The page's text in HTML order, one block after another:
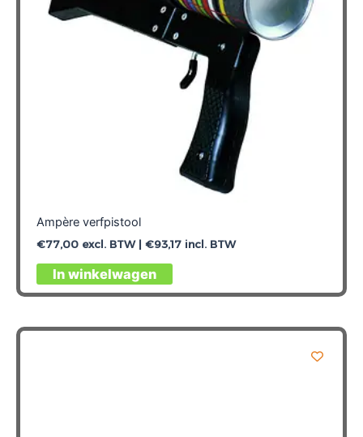
Ampère verfpistool
€77,00excl. BTW | €93,17incl. BTW
In winkelwagen